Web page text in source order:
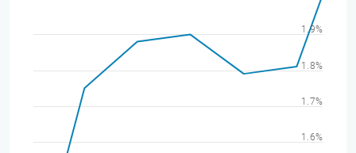
1.6%
1.7%
1.8%
1.9%